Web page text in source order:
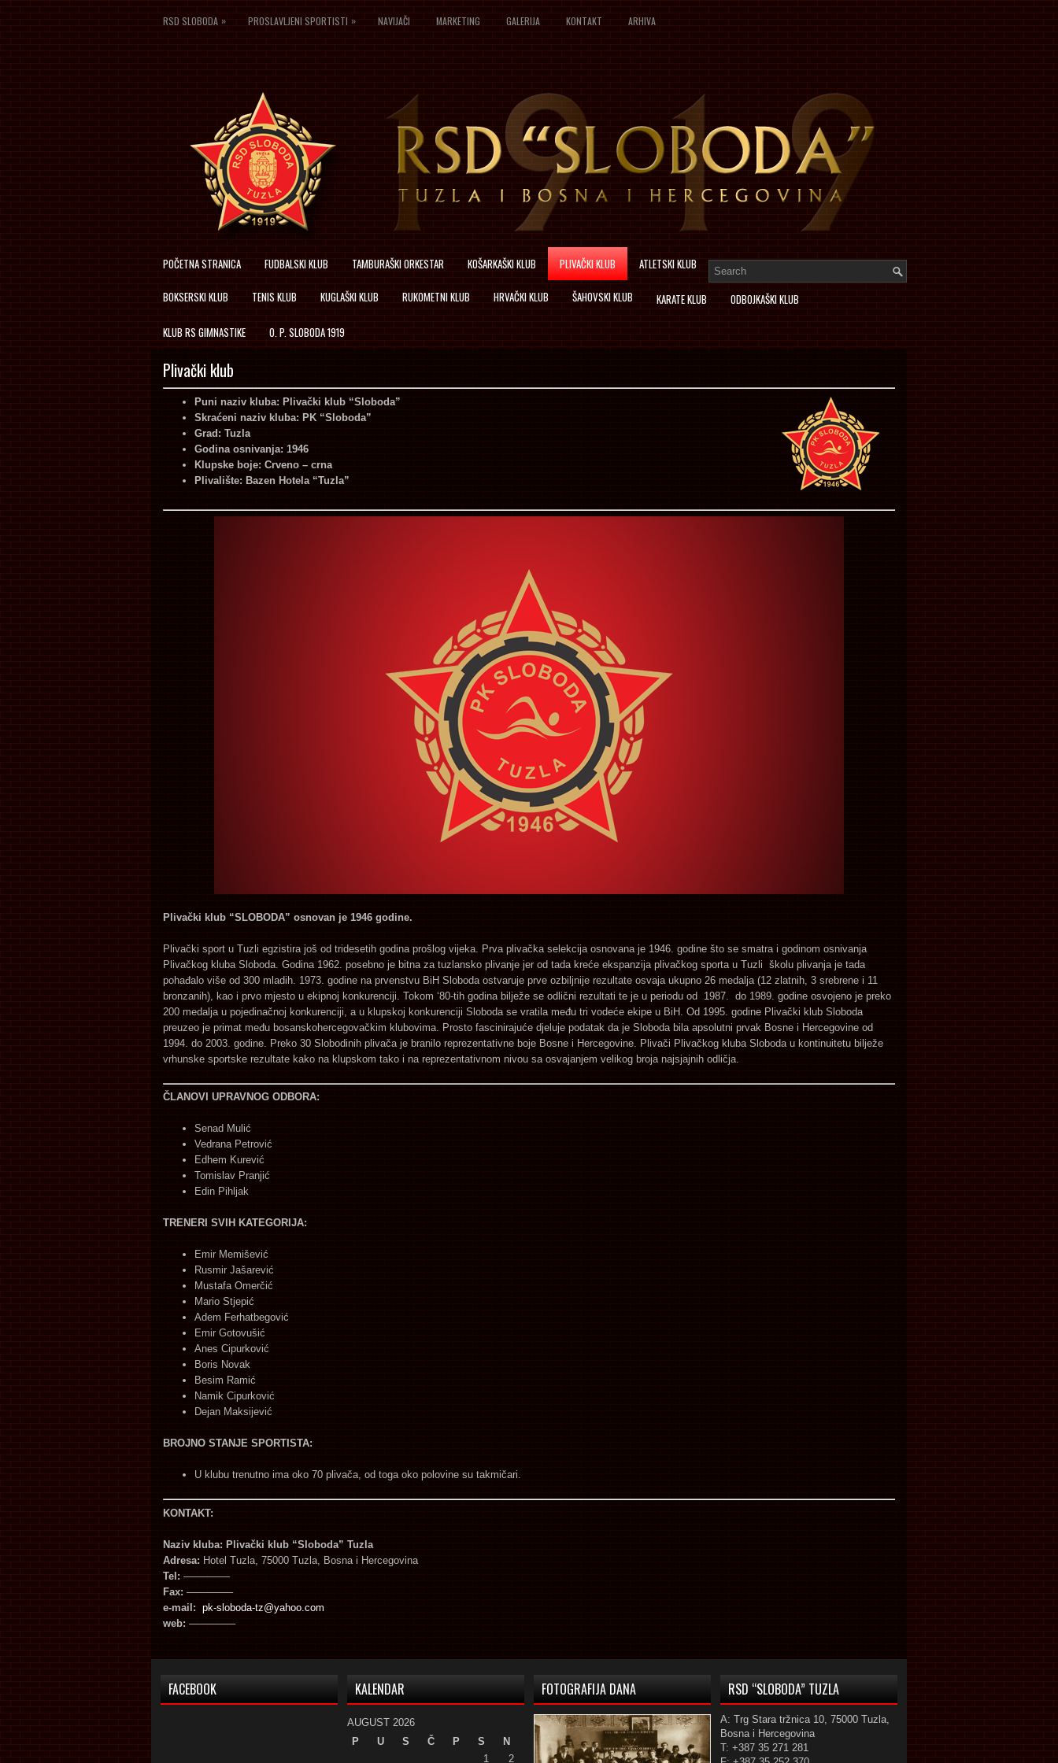
RSD SLOBODA » PROSLAVLJENI SPORTISTI » NAVIJAČI MARKETING GALERIJA KONTAKT ARHIVA
POČETNA STRANICA FUDBALSKI KLUB TAMBURAŠKI ORKESTAR KOŠARKAŠKI KLUB PLIVAČKI KLUB ATLETSKI KLUB
BOKSERSKI KLUB TENIS KLUB KUGLAŠKI KLUB RUKOMETNI KLUB HRVAČKI KLUB ŠAHOVSKI KLUB KARATE KLUB ODBOJKAŠKI KLUB
KLUB RS GIMNASTIKE O. P. SLOBODA 1919
Plivački klub
Puni naziv kluba: Plivački klub “Sloboda”
Skraćeni naziv kluba: PK “Sloboda”
Grad: Tuzla
Godina osnivanja: 1946
Klupske boje: Crveno – crna
Plivalište: Bazen Hotela “Tuzla”
Plivački klub “SLOBODA” osnovan je 1946 godine.
Plivački sport u Tuzli egzistira još od tridesetih godina prošlog vijeka. Prva plivačka selekcija osnovana je 1946. godine što se smatra i godinom osnivanja
Plivačkog kluba Sloboda. Godina 1962. posebno je bitna za tuzlansko plivanje jer od tada kreće ekspanzija plivačkog sporta u Tuzli školu plivanja je tada
pohađalo više od 300 mladih. 1973. godine na prvenstvu BiH Sloboda ostvaruje prve ozbiljnije rezultate osvaja ukupno 26 medalja (12 zlatnih, 3 srebrene i 11
bronzanih), kao i prvo mjesto u ekipnoj konkurenciji. Tokom ‘80-tih godina bilježe se odlični rezultati te je u periodu od 1987. do 1989. godine osvojeno je preko
200 medalja u pojedinačnoj konkurenciji, a u klupskoj konkurenciji Sloboda se vratila među tri vodeće ekipe u BiH. Od 1995. godine Plivački klub Sloboda
preuzeo je primat među bosanskohercegovačkim klubovima. Prosto fascinirajuće djeluje podatak da je Sloboda bila apsolutni prvak Bosne i Hercegovine od
1994. do 2003. godine. Preko 30 Slobodinih plivača je branilo reprezentativne boje Bosne i Hercegovine. Plivači Plivačkog kluba Sloboda u kontinuitetu bilježe
vrhunske sportske rezultate kako na klupskom tako i na reprezentativnom nivou sa osvajanjem velikog broja najsjajnih odličja.
ČLANOVI UPRAVNOG ODBORA:
Senad Mulić
Vedrana Petrović
Edhem Kurević
Tomislav Pranjić
Edin Pihljak
TRENERI SVIH KATEGORIJA:
Emir Memišević
Rusmir Jašarević
Mustafa Omerčić
Mario Stjepić
Adem Ferhatbegović
Emir Gotovušić
Anes Cipurković
Boris Novak
Besim Ramić
Namik Cipurković
Dejan Maksijević
BROJNO STANJE SPORTISTA:
U klubu trenutno ima oko 70 plivača, od toga oko polovine su takmičari.
KONTAKT:
Naziv kluba: Plivački klub “Sloboda” Tuzla
Adresa: Hotel Tuzla, 75000 Tuzla, Bosna i Hercegovina
Tel: ————–
Fax: ————–
e-mail: pk-sloboda-tz@yahoo.com
web: ————–
FACEBOOK KALENDAR
AUGUST 2026
P
U S Č P S
N
1
2
FOTOGRAFIJA DANA RSD “SLOBODA” TUZLA
A: Trg Stara tržnica 10, 75000 Tuzla,
Bosna i Hercegovina
T: +387 35 271 281